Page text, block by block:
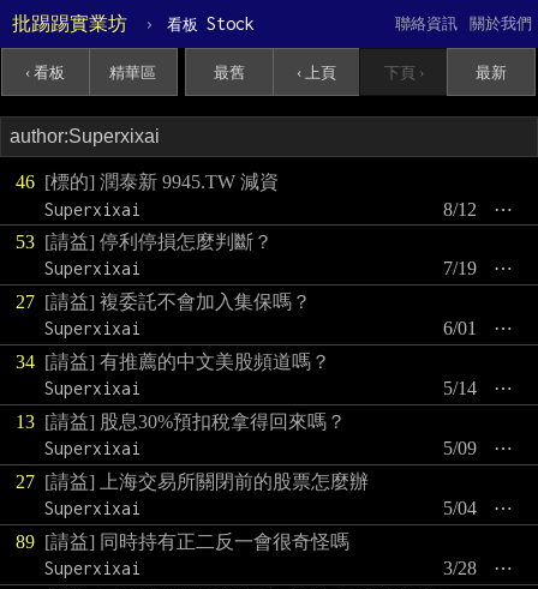
批踢踢實業坊 › 看板 Stock 關於我們
聯絡資訊
‹ 看板 精華區 最舊 ‹ 上頁 下頁 › 最新
46 [標的] 潤泰新 9945.TW 減資
Superxixai
⋯
8/12
53 [請益] 停利停損怎麼判斷？
Superxixai
⋯
7/19
27 [請益] 複委託不會加入集保嗎？
Superxixai
⋯
6/01
34 [請益] 有推薦的中文美股頻道嗎？
Superxixai
⋯
5/14
13 [請益] 股息30%預扣稅拿得回來嗎？
Superxixai
⋯
5/09
27 [請益] 上海交易所關閉前的股票怎麼辦
Superxixai
⋯
5/04
89 [請益] 同時持有正二反一會很奇怪嗎
Superxixai
⋯
3/28